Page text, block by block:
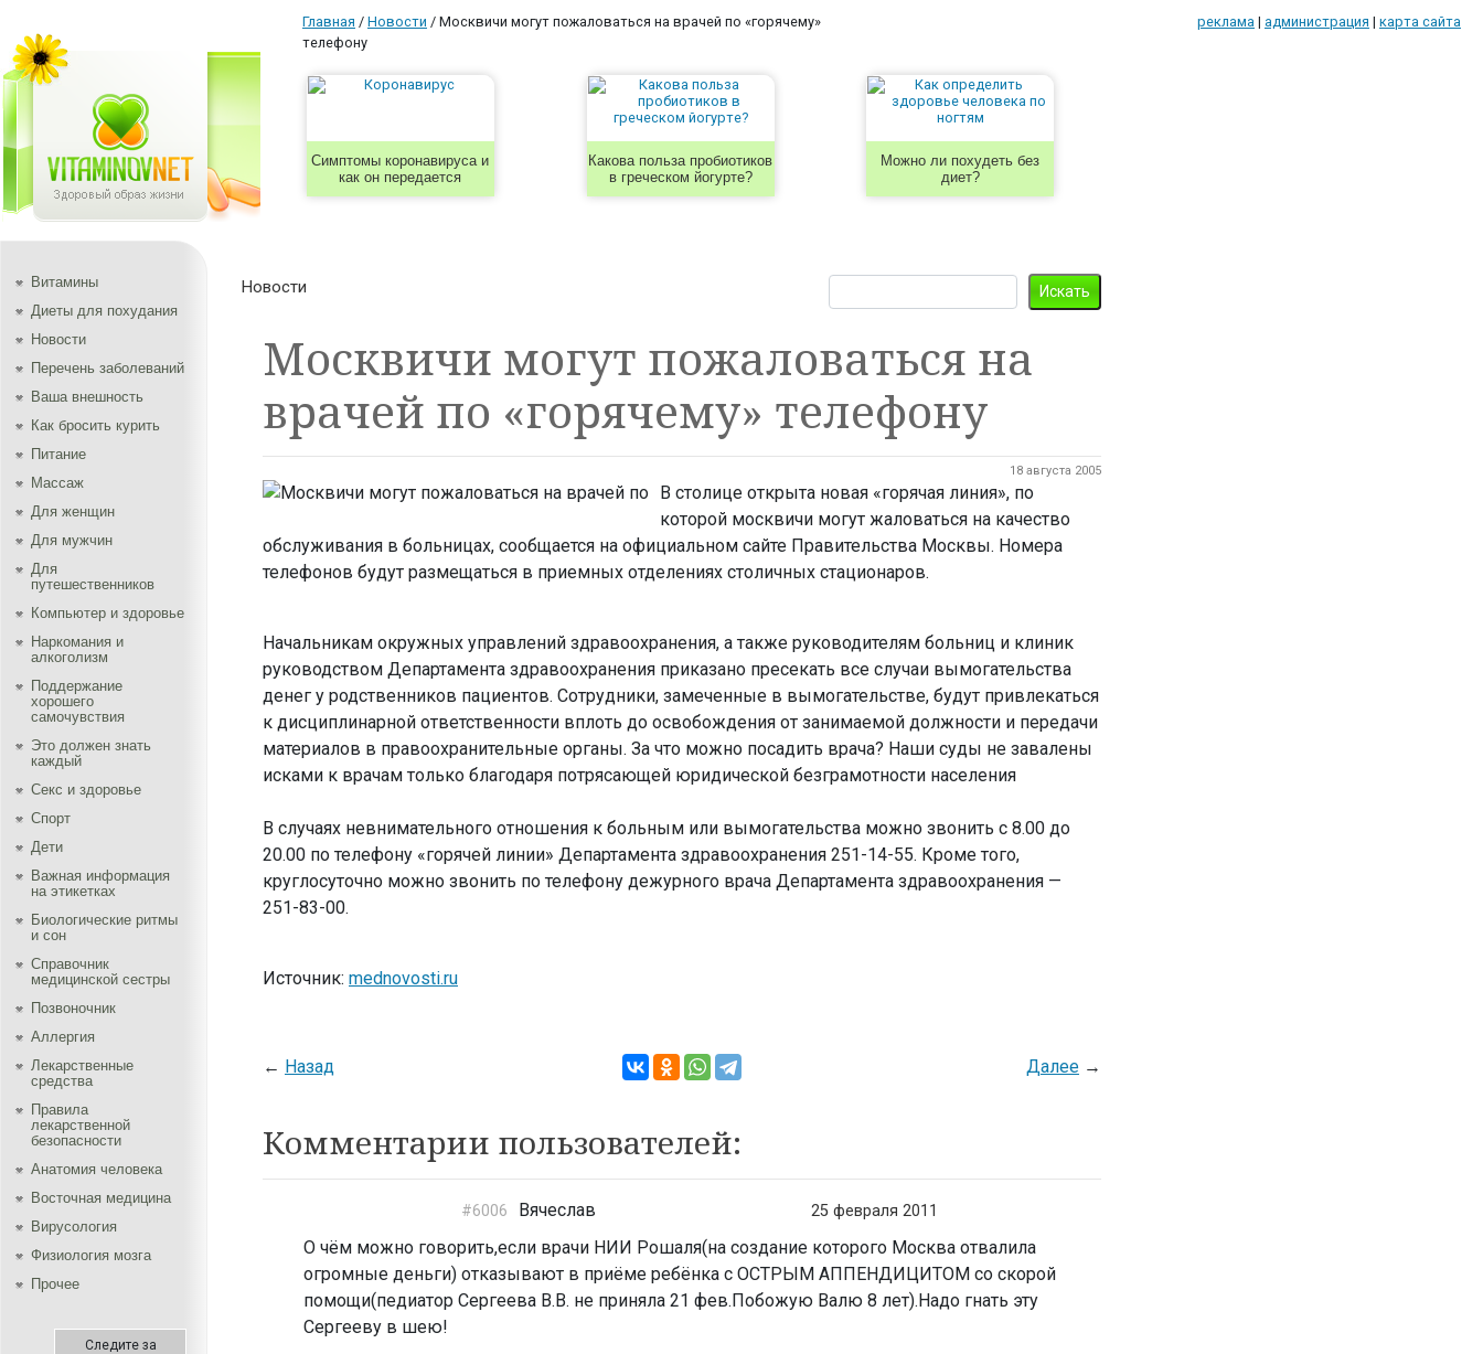
Главная / Новости / Москвичи могут пожаловаться на врачей по «горячему»
телефону
реклама | администрация | карта сайта
Симптомы коронавируса и
как он передается
Какова польза пробиотиков
в греческом йогурте?
Можно ли похудеть без
диет?
Витамины
Диеты для похудания
Новости
Перечень заболеваний
Ваша внешность
Как бросить курить
Питание
Массаж
Для женщин
Для мужчин
Для
путешественников
Компьютер и здоровье
Наркомания и
алкоголизм
Поддержание
хорошего
самочувствия
Это должен знать
каждый
Секс и здоровье
Спорт
Дети
Важная информация
на этикетках
Биологические ритмы
и сон
Справочник
медицинской сестры
Позвоночник
Аллергия
Лекарственные
средства
Правила
лекарственной
безопасности
Aнатомия человека
Восточная медицина
Вирусология
Физиология мозга
Прочее
Следите за
Новости
Москвичи могут пожаловаться на
врачей по «горячему» телефону
18 августа 2005
В столице открыта новая «горячая линия», по
которой москвичи могут жаловаться на качество
обслуживания в больницах, сообщается на официальном сайте Правительства Москвы. Номера
телефонов будут размещаться в приемных отделениях столичных стационаров.
Начальникам окружных управлений здравоохранения, а также руководителям больниц и клиник
руководством Департамента здравоохранения приказано пресекать все случаи вымогательства
денег у родственников пациентов. Сотрудники, замеченные в вымогательстве, будут привлекаться
к дисциплинарной ответственности вплоть до освобождения от занимаемой должности и передачи
материалов в правоохранительные органы. За что можно посадить врача? Наши суды не завалены
исками к врачам только благодаря потрясающей юридической безграмотности населения
В случаях невнимательного отношения к больным или вымогательства можно звонить с 8.00 до
20.00 по телефону «горячей линии» Департамента здравоохранения 251-14-55. Кроме того,
круглосуточно можно звонить по телефону дежурного врача Департамента здравоохранения —
251-83-00.
Источник: mednovosti.ru
← Назад Далее→
Комментарии пользователей:
#6006 Вячеслав 25 февраля 2011
О чём можно говорить,если врачи НИИ Рошаля(на создание которого Москва отвалила
огромные деньги) отказывают в приёме ребёнка с ОСТРЫМ АППЕНДИЦИТОМ со скорой
помощи(педиатор Сергеева В.В. не приняла 21 фев.Побожую Валю 8 лет).Надо гнать эту
Сергееву в шею!